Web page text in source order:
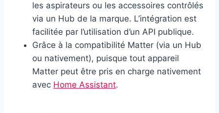
les aspirateurs ou les accessoires contrôlés
via un Hub de la marque. L’intégration est
facilitée par l’utilisation d’un API publique.
Grâce à la compatibilité Matter (via un Hub
ou nativement), puisque tout appareil
Matter peut être pris en charge nativement
avec Home Assistant.